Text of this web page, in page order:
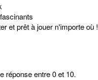
et prêt à jouer n'importe où !
réponse entre 0 et 10.